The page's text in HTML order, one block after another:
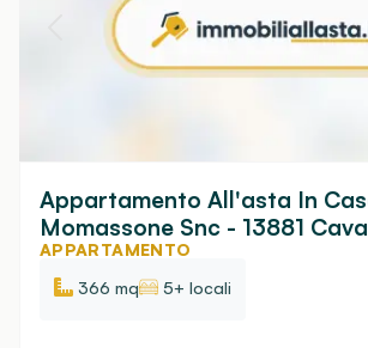
Appartamento All'asta In
Momassone Snc - 13881
APPARTAMENTO
366 mq
5+ locali